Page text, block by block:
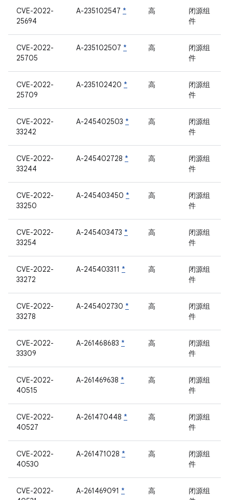
CVE-2022-
25694
A-235102547 * 高
闭源组
件
CVE-2022-
25705
A-235102507 * 高
闭源组
件
CVE-2022-
25709
A-235102420 * 高
闭源组
件
CVE-2022-
33242
A-245402503 * 高
闭源组
件
CVE-2022-
33244
A-245402728 * 高
闭源组
件
CVE-2022-
33250
A-245403450 * 高
闭源组
件
CVE-2022-
33254
A-245403473 * 高
闭源组
件
CVE-2022-
33272
A-245403311 * 高
闭源组
件
CVE-2022-
33278
A-245402730 * 高
闭源组
件
CVE-2022-
33309
A-261468683 * 高
闭源组
件
CVE-2022-
40515
A-261469638 * 高
闭源组
件
CVE-2022-
40527
A-261470448 * 高
闭源组
件
CVE-2022-
40530
A-261471028 * 高
闭源组
件
CVE-2022-
A-261469091 * 高
闭源组